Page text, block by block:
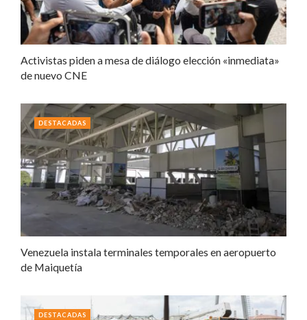
Activistas piden a mesa de diálogo elección «inmediata»
de nuevo CNE
Venezuela instala terminales temporales en aeropuerto
de Maiquetía
DESTACADAS
DESTACADAS